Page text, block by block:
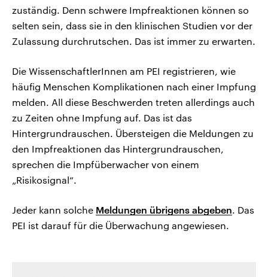
zuständig. Denn schwere Impfreaktionen können so
selten sein, dass sie in den klinischen Studien vor der
Zulassung durchrutschen. Das ist immer zu erwarten.
Die WissenschaftlerInnen am PEI registrieren, wie
häufig Menschen Komplikationen nach einer Impfung
melden. All diese Beschwerden treten allerdings auch
zu Zeiten ohne Impfung auf. Das ist das
Hintergrundrauschen. Übersteigen die Meldungen zu
den Impfreaktionen das Hintergrundrauschen,
sprechen die Impfüberwacher von einem
„Risikosignal“.
Jeder kann solche Meldungen übrigens abgeben. Das
PEI ist darauf für die Überwachung angewiesen.